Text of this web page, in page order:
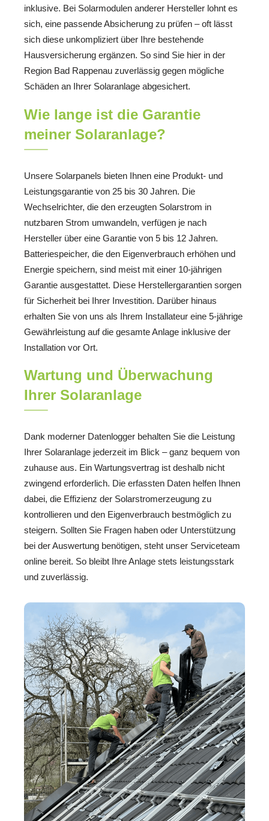
inklusive. Bei Solarmodulen anderer Hersteller lohnt es
sich, eine passende Absicherung zu prüfen – oft lässt
sich diese unkompliziert über Ihre bestehende
Hausversicherung ergänzen. So sind Sie hier in der
Region Bad Rappenau zuverlässig gegen mögliche
Schäden an Ihrer Solaranlage abgesichert.
Wie lange ist die Garantie
meiner Solaranlage?
Unsere Solarpanels bieten Ihnen eine Produkt- und
Leistungsgarantie von 25 bis 30 Jahren. Die
Wechselrichter, die den erzeugten Solarstrom in
nutzbaren Strom umwandeln, verfügen je nach
Hersteller über eine Garantie von 5 bis 12 Jahren.
Batteriespeicher, die den Eigenverbrauch erhöhen und
Energie speichern, sind meist mit einer 10-jährigen
Garantie ausgestattet. Diese Herstellergarantien sorgen
für Sicherheit bei Ihrer Investition. Darüber hinaus
erhalten Sie von uns als Ihrem Installateur eine 5-jährige
Gewährleistung auf die gesamte Anlage inklusive der
Installation vor Ort.
Wartung und Überwachung
Ihrer Solaranlage
Dank moderner Datenlogger behalten Sie die Leistung
Ihrer Solaranlage jederzeit im Blick – ganz bequem von
zuhause aus. Ein Wartungsvertrag ist deshalb nicht
zwingend erforderlich. Die erfassten Daten helfen Ihnen
dabei, die Effizienz der Solarstromerzeugung zu
kontrollieren und den Eigenverbrauch bestmöglich zu
steigern. Sollten Sie Fragen haben oder Unterstützung
bei der Auswertung benötigen, steht unser Serviceteam
online bereit. So bleibt Ihre Anlage stets leistungsstark
und zuverlässig.